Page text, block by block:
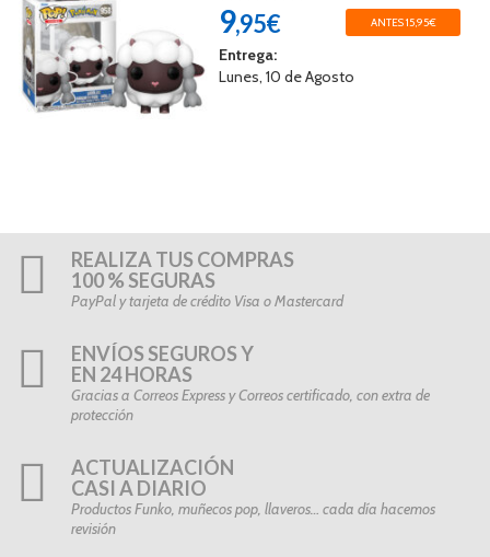
9,95€ ANTES 15,95€
Entrega:
Lunes, 10 de Agosto
REALIZA TUS COMPRAS
100 % SEGURAS
PayPal y tarjeta de crédito Visa o Mastercard
ENVÍOS SEGUROS Y
EN 24 HORAS
Gracias a Correos Express y Correos certificado, con extra de
protección
ACTUALIZACIÓN
CASI A DIARIO
Productos Funko, muñecos pop, llaveros… cada día hacemos
revisión